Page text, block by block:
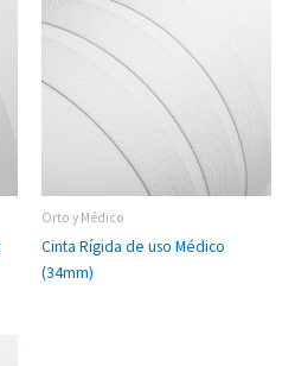
Orto y Médico
Cinta Rígida de uso Médico
(34mm)